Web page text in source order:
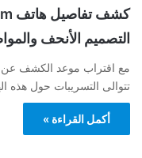
التصميم الأنحف
تتوالى التسريبات حول هذه
أكمل القراءة »